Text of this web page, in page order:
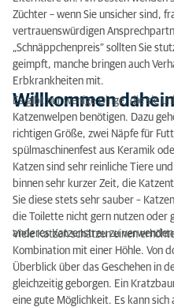
Züchter – wenn Sie unsicher sind,
vertrauenswürdigen
„Schnäppchenpreis“ sollten Sie
geimpft, manche bringen auch
Erbkrankheiten mit.
Willkommen
Es gibt nur wenige Dinge, die sie
Katzenwelpen benötigen. Dazu
richtigen Größe, zwei Näpfe für
spülmaschinenfest aus Keramik
Katzen sind sehr reinliche Tiere
binnen sehr kurzer Zeit, die
Sie diese stets sehr sauber –
die Toilette nicht gern nutzen oder
anderes Katzenstreu zu
Viele Katzen schätzen einen
Kombination mit einer Höhle. Von
Überblick über das Geschehen in
gleichzeitig geborgen. Ein
eine gute Möglichkeit. Es kann sich